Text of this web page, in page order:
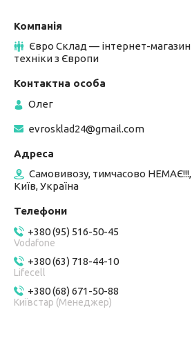
Євро Склад — інтернет-магазин
техніки з Європи
Олег
evrosklad24@gmail.com
Самовивозу, тимчасово НЕМАЄ!!!,
Київ, Україна
+380 (95) 516-50-45
Vodafone
+380 (63) 718-44-10
Lifecell
+380 (68) 671-50-88
Київстар (Менеджер)